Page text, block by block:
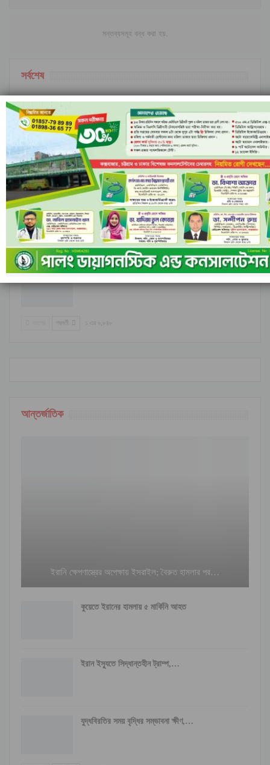
মন্তব্যসমূহ বন্ধ করা হয়.
সর্বশেষ
ইরানি ক্ষেপণাস্ত্রের অপেক্ষায় ইসরাইল; বৈরুত হামলার পর
বাড়ছে…
ইসলামী ব্যাংকের পরিচালনা পর্ষদ বাতিল ঘোষণা
নীল ঢেউয়ের জোয়ারে গোল করে ইতিহাস কুরাসাওয়ের
রাঙামাটির বরকলে নৌকাডুবি, নিখোঁজ ১
পরবর্তী ১ এর ৬,৮৪৮
আন্তর্জাতিক
ইরানি ক্ষেপণাস্ত্রের অপেক্ষায় ইসরাইল; বৈরুত হামলার পর…
কুয়েতে ইরানের হামলায় ৫ মার্কিনি আহত
ইরান ইস্যুতে সিদ্ধান্তহীন ট্রাম্প,…
যুদ্ধবিরতির সময় বৃদ্ধির সম্ভাবনা ক্ষীণ,…